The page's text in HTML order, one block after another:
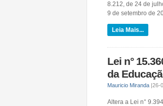
8.212, de 24 de
9 de setembro de
Leia Mais...
Lei n°
da
Mauricio Miranda |26-
Altera a Lei n°